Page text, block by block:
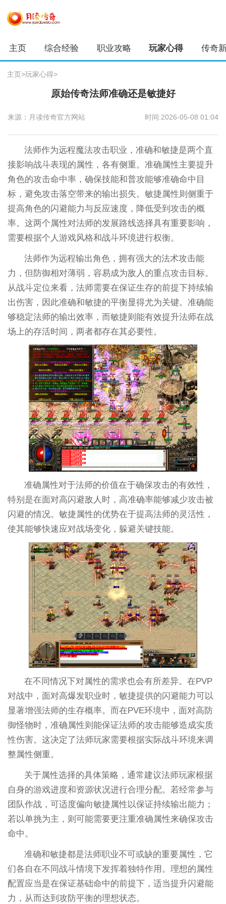
主页 综合经验 职业攻略 玩家心得 传奇
主页>玩家心得>
原始传奇法师准确还是敏捷好
来源：月读传奇官方网站 时间:2026-05-08 01:04
法师作为远程魔法攻击职业，准确和敏捷是两个直
接影响战斗表现的属性，各有侧重。准确属性主要提升
角色的攻击命中率，确保技能和普攻能够准确命中目
标，避免攻击落空带来的输出损失。敏捷属性则侧重于
提高角色的闪避能力与反应速度，降低受到攻击的概
率。这两个属性对法师的发展路线选择具有重要影响，
需要根据个人游戏风格和战斗环境进行权衡。
法师作为远程输出角色，拥有强大的法术攻击能
力，但防御相对薄弱，容易成为敌人的重点攻击目标。
从战斗定位来看，法师需要在保证生存的前提下持续输
出伤害，因此准确和敏捷的平衡显得尤为关键。准确能
够稳定法师的输出效率，而敏捷则能有效提升法师在战
场上的存活时间，两者都存在其必要性。
准确属性对于法师的价值在于确保攻击的有效性，
特别是在面对高闪避敌人时，高准确率能够减少攻击被
闪避的情况。敏捷属性的优势在于提高法师的灵活性，
使其能够快速应对战场变化，躲避关键技能。
在不同情况下对属性的需求也会有所差异。在PVP
对战中，面对高爆发职业时，敏捷提供的闪避能力可以
显著增强法师的生存概率。而在PVE环境中，面对高防
御怪物时，准确属性则能保证法师的攻击能够造成实质
性伤害。这决定了法师玩家需要根据实际战斗环境来调
整属性侧重。
关于属性选择的具体策略，通常建议法师玩家根据
自身的游戏进度和资源状况进行合理分配。若经常参与
团队作战，可适度偏向敏捷属性以保证持续输出能力；
若以单挑为主，则可能需要更注重准确属性来确保攻击
命中。
准确和敏捷都是法师职业不可或缺的重要属性，它
们各自在不同战斗情境下发挥着独特作用。理想的属性
配置应当是在保证基础命中的前提下，适当提升闪避能
力，从而达到攻防平衡的理想状态。